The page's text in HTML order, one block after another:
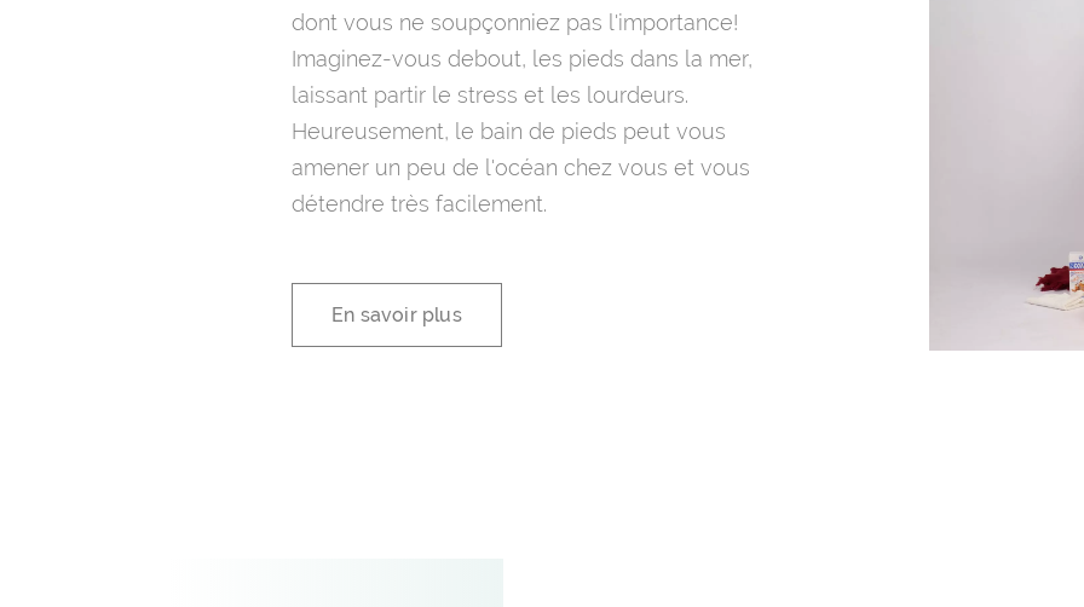
dont vous ne soupçonniez pas l'importance!
Imaginez-vous debout, les pieds dans la mer,
laissant partir le stress et les lourdeurs.
Heureusement, le bain de pieds peut vous
amener un peu de l'océan chez vous et vous
détendre très facilement.
En savoir plus